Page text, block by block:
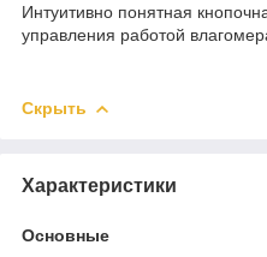
Интуитивно понятная
управления работой
Скрыть
Характеристики
Основные